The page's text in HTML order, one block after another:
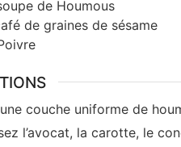
de Houmous
de graines de sésame
couche uniforme de
l’avocat, la carotte, le